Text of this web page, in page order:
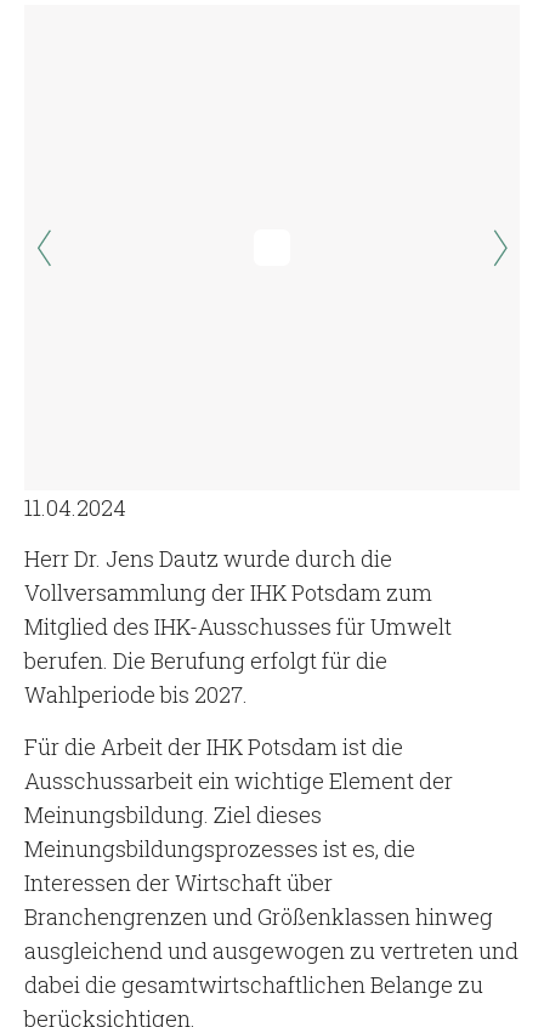
11.04.2024
Herr Dr. Jens Dautz wurde durch die
Vollversammlung der IHK Potsdam zum
Mitglied des IHK-Ausschusses für Umwelt
berufen. Die Berufung erfolgt für die
Wahlperiode bis 2027.
Für die Arbeit der IHK Potsdam ist die
Ausschussarbeit ein wichtige Element der
Meinungsbildung. Ziel dieses
Meinungsbildungsprozesses ist es, die
Interessen der Wirtschaft über
Branchengrenzen und Größenklassen hinweg
ausgleichend und ausgewogen zu vertreten und
dabei die gesamtwirtschaftlichen Belange zu
berücksichtigen.